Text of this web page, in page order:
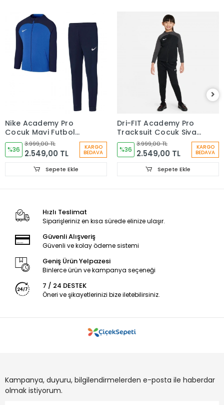
Nike Academy Pro
Çocuk Mavi Futbol
Eşofman Takımı
DJ3363-463
%36
3.999,00 TL
2.549,00 TL
KARGO
BEDAVA
Sepete Ekle
Dri-FIT Academy Pro
Tracksuit Çocuk Siyah
Eşofman Takımı
DJ3363-013
%36
3.999,00 TL
2.549,00 TL
KARGO
BEDAVA
Sepete Ekle
Hızlı Teslimat
Siparişleriniz en kısa sürede elinize ulaşır.
Güvenli Alışveriş
Güvenli ve kolay ödeme sistemi
Geniş Ürün Yelpazesi
Binlerce ürün ve kampanya seçeneği
7 / 24 DESTEK
Öneri ve şikayetlerinizi bize iletebilirsiniz.
Kampanya, duyuru, bilgilendirmelerden e-posta ile haberdar
olmak istiyorum.